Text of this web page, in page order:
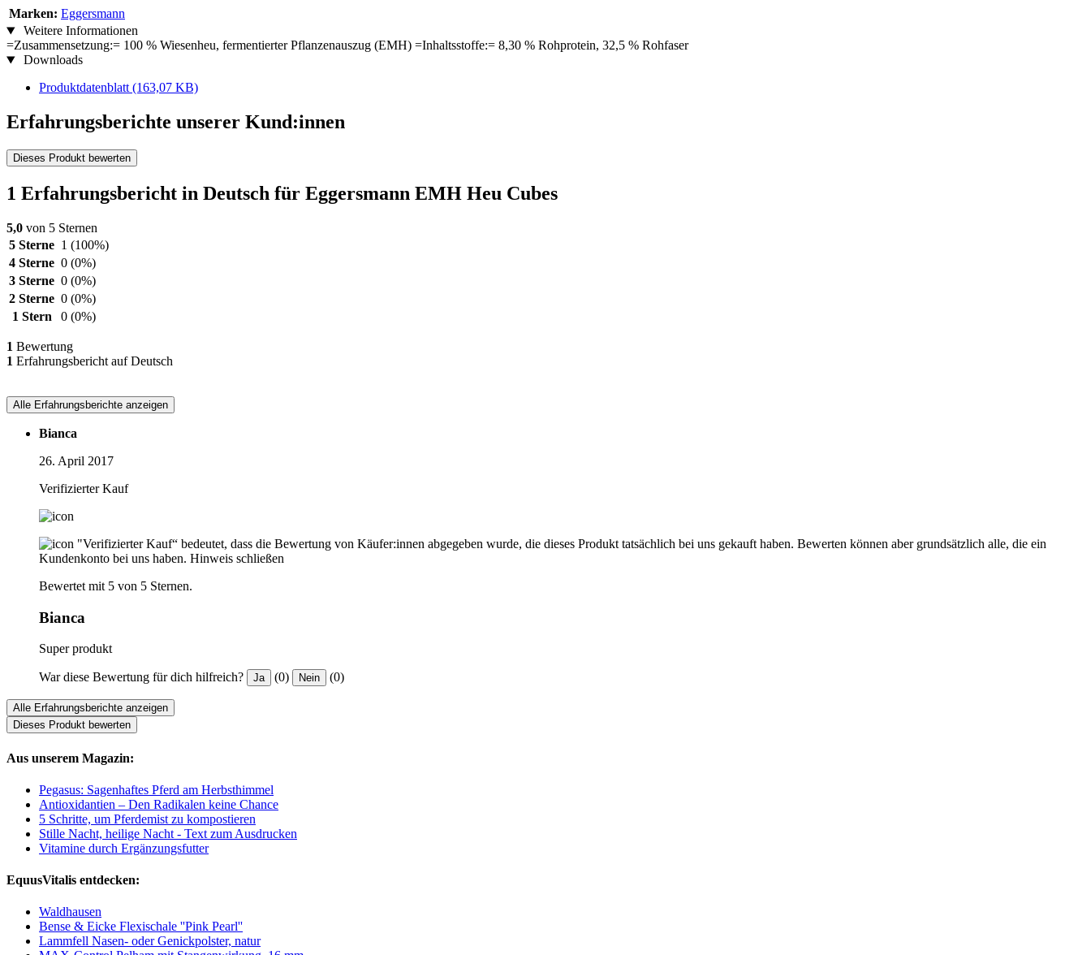
Marken: Eggersmann
Weitere Informationen
=Zusammensetzung:= 100 % Wiesenheu, fermentierter Pflanzenauszug (EMH) =Inhaltsstoffe:= 8,30 % Rohprotein, 32,5 % Rohfaser
Downloads
Produktdatenblatt (163,07 KB)
Erfahrungsberichte unserer Kund:innen
Dieses Produkt bewerten
1 Erfahrungsbericht in Deutsch für Eggersmann EMH Heu Cubes
5,0 von 5 Sternen
5 Sterne 1 (100%)
4 Sterne 0 (0%)
3 Sterne 0 (0%)
2 Sterne 0 (0%)
1 Stern
0 (0%)
1 Bewertung
1 Erfahrungsbericht auf Deutsch
Alle Erfahrungsberichte anzeigen
Bianca
26. April 2017
Verifizierter Kauf
"Verifizierter Kauf“ bedeutet, dass die Bewertung von Käufer:innen abgegeben wurde, die dieses Produkt tatsächlich bei uns gekauft haben. Bewerten können aber grundsätzlich alle, die ein
Kundenkonto bei uns haben. Hinweis schließen
Bewertet mit 5 von 5 Sternen.
Bianca
Super produkt
War diese Bewertung für dich hilfreich? Ja (0) Nein (0)
Alle Erfahrungsberichte anzeigen
Dieses Produkt bewerten
Aus unserem Magazin:
Pegasus: Sagenhaftes Pferd am Herbsthimmel
Antioxidantien – Den Radikalen keine Chance
5 Schritte, um Pferdemist zu kompostieren
Stille Nacht, heilige Nacht - Text zum Ausdrucken
Vitamine durch Ergänzungsfutter
EquusVitalis entdecken:
Waldhausen
Bense & Eicke Flexischale ''Pink Pearl''
Lammfell Nasen- oder Genickpolster, natur